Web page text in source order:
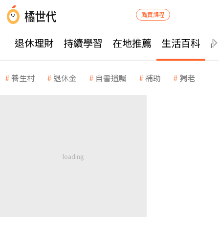
購買課程
退休理財 持續學習 在地推薦 生活百科
養生村 退休金 自書遺囑 補助 獨老